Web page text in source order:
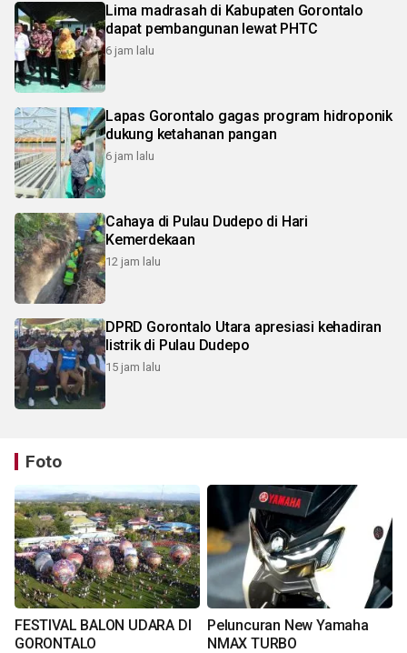
Lima madrasah di Kabupaten Gorontalo
dapat pembangunan lewat PHTC
6 jam lalu
Lapas Gorontalo gagas program hidroponik
dukung ketahanan pangan
6 jam lalu
Cahaya di Pulau Dudepo di Hari
Kemerdekaan
12 jam lalu
DPRD Gorontalo Utara apresiasi kehadiran
listrik di Pulau Dudepo
15 jam lalu
Foto
FESTIVAL BALON UDARA DI
GORONTALO
Peluncuran New Yamaha
NMAX TURBO